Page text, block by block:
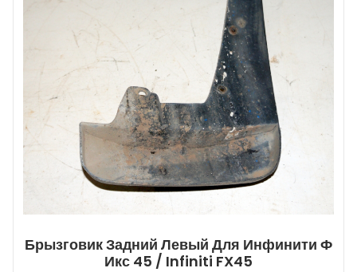
Брызговик Задний Левый Для Инфинити Ф
Икс 45 / Infiniti FX45